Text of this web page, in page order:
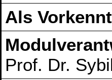
Als
Prof. Dr.